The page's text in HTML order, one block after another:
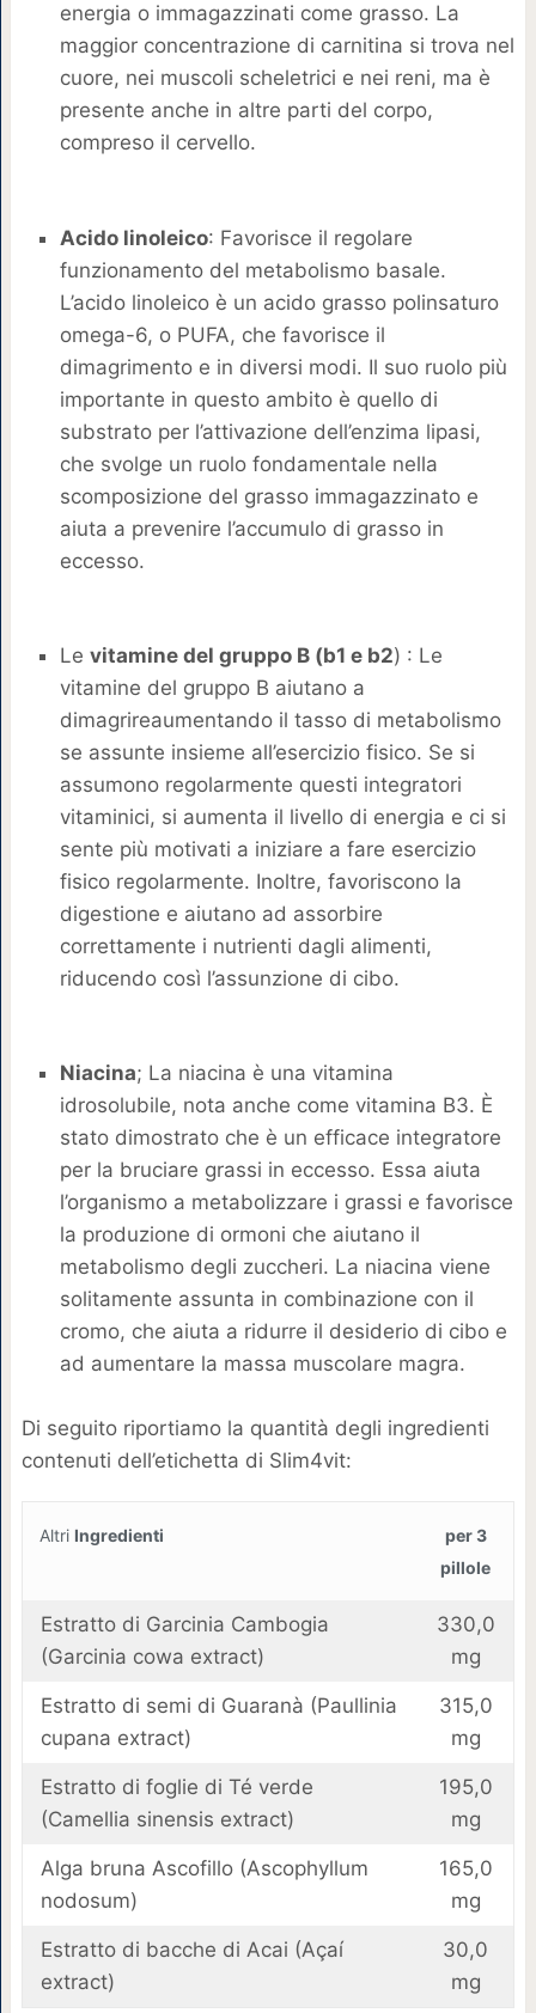
energia o immagazzinati come grasso. La
maggior concentrazione di carnitina si trova nel
cuore, nei muscoli scheletrici e nei reni, ma è
presente anche in altre parti del corpo,
compreso il cervello.
Acido linoleico: Favorisce il regolare
funzionamento del metabolismo basale.
L’acido linoleico è un acido grasso polinsaturo
omega-6, o PUFA, che favorisce il
dimagrimento e in diversi modi. Il suo ruolo più
importante in questo ambito è quello di
substrato per l’attivazione dell’enzima lipasi,
che svolge un ruolo fondamentale nella
scomposizione del grasso immagazzinato e
aiuta a prevenire l’accumulo di grasso in
eccesso.
Le vitamine del gruppo B (b1 e b2) : Le
vitamine del gruppo B aiutano a
dimagrireaumentando il tasso di metabolismo
se assunte insieme all’esercizio fisico. Se si
assumono regolarmente questi integratori
vitaminici, si aumenta il livello di energia e ci si
sente più motivati a iniziare a fare esercizio
fisico regolarmente. Inoltre, favoriscono la
digestione e aiutano ad assorbire
correttamente i nutrienti dagli alimenti,
riducendo così l’assunzione di cibo.
Niacina; La niacina è una vitamina
idrosolubile, nota anche come vitamina B3. È
stato dimostrato che è un efficace integratore
per la bruciare grassi in eccesso. Essa aiuta
l’organismo a metabolizzare i grassi e favorisce
la produzione di ormoni che aiutano il
metabolismo degli zuccheri. La niacina viene
solitamente assunta in combinazione con il
cromo, che aiuta a ridurre il desiderio di cibo e
ad aumentare la massa muscolare magra.
Di seguito riportiamo la quantità degli ingredienti
contenuti dell’etichetta di Slim4vit:
Altri Ingredienti
per 3
pillole
Estratto di Garcinia Cambogia
(Garcinia cowa extract)
330,0
mg
Estratto di semi di Guaranà (Paullinia
cupana extract)
315,0
mg
Estratto di foglie di Té verde
(Camellia sinensis extract)
195,0
mg
Alga bruna Ascofillo (Ascophyllum
nodosum)
165,0
mg
Estratto di bacche di Acai (Açaí
extract)
30,0
mg